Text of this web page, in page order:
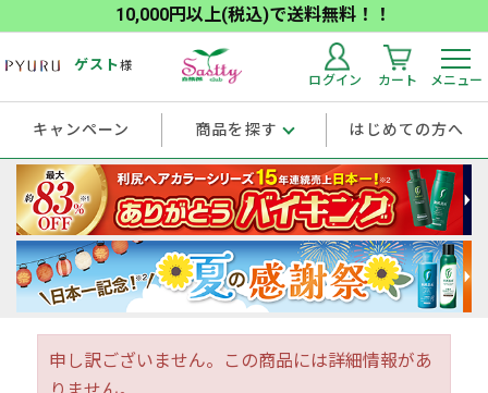
10,000円以上(税込)で送料無料！！
ゲスト様
ログイン カート メニュー
キャンペーン 商品を探す はじめての方へ
申し訳ございません。この商品には詳細情報があ